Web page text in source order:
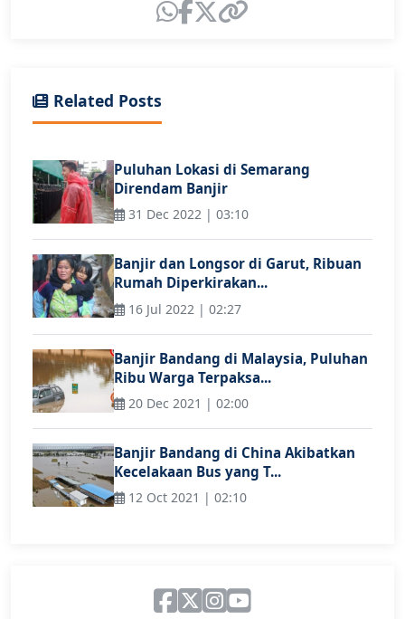
Related Posts
Puluhan Lokasi di Semarang
Direndam Banjir
31 Dec 2022 | 03:10
Banjir dan Longsor di Garut, Ribuan
Rumah Diperkirakan...
16 Jul 2022 | 02:27
Banjir Bandang di Malaysia, Puluhan
Ribu Warga Terpaksa...
20 Dec 2021 | 02:00
Banjir Bandang di China Akibatkan
Kecelakaan Bus yang T...
12 Oct 2021 | 02:10